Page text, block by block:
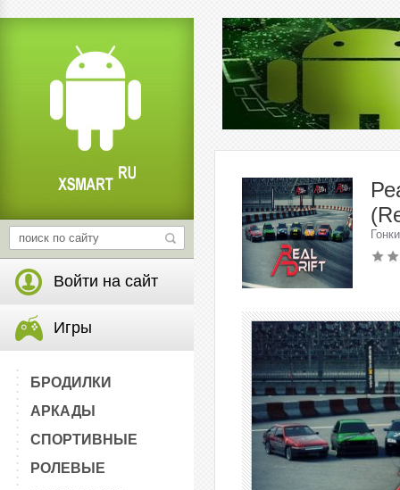
Войти на сайт
Игры
БРОДИЛКИ
АРКАДЫ
СПОРТИВНЫЕ
РОЛЕВЫЕ
Гонки